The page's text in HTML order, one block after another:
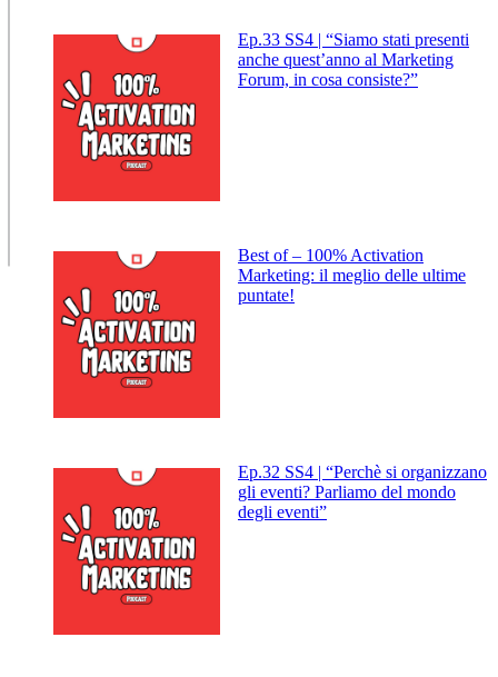
Ep.33 SS4 | “Siamo stati presenti
anche quest’anno al Marketing
Forum, in cosa consiste?”
Best of – 100% Activation
Marketing: il meglio delle ultime
puntate!
Ep.32 SS4 | “Perchè si organizzano
gli eventi? Parliamo del mondo
degli eventi”